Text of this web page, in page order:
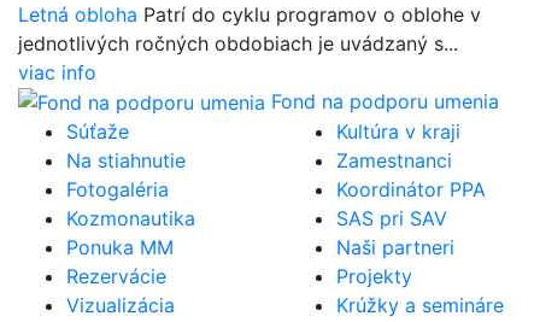
Letná obloha Patrí do cyklu programov o oblohe v
jednotlivých ročných obdobiach je uvádzaný s...
viac info
Fond na podporu umenia
Súťaže
Na stiahnutie
Fotogaléria
Kozmonautika
Ponuka MM
Rezervácie
Vizualizácia
Kultúra v kraji
Zamestnanci
Koordinátor PPA
SAS pri SAV
Naši partneri
Projekty
Krúžky a semináre